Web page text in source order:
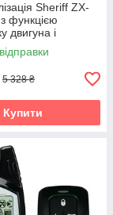
Sheriff ZX-
функцією
двигуна і
кодом
5 328 ₴
Купити